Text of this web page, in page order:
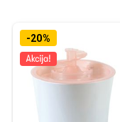
-20%